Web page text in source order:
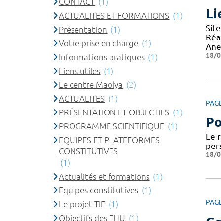
18/
Le
18/
ACTUALITES ET FORMATIONS (1)
Présentation (1)
Votre prise en charge (1)
Informations pratiques (1)
Liens utiles (1)
Le centre Maolya (2)
ACTUALITES (1)
PRÉSENTATION ET OBJECTIFS (1)
PROGRAMME SCIENTIFIQUE (1)
EQUIPES ET PLATEFORMES
CONSTITUTIVES
(1)
Actualités et formations (1)
Equipes constitutives (1)
Le projet TIE (1)
Objectifs des FHU (1)